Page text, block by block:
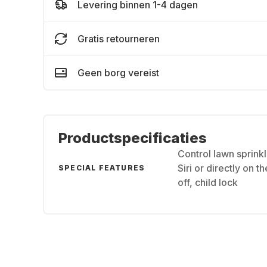
Levering binnen 1-4 dagen
Gratis retourneren
Geen borg vereist
Productspecificaties
SPECIAL FEATURES
Control lawn
Siri or directly on
off, child lock